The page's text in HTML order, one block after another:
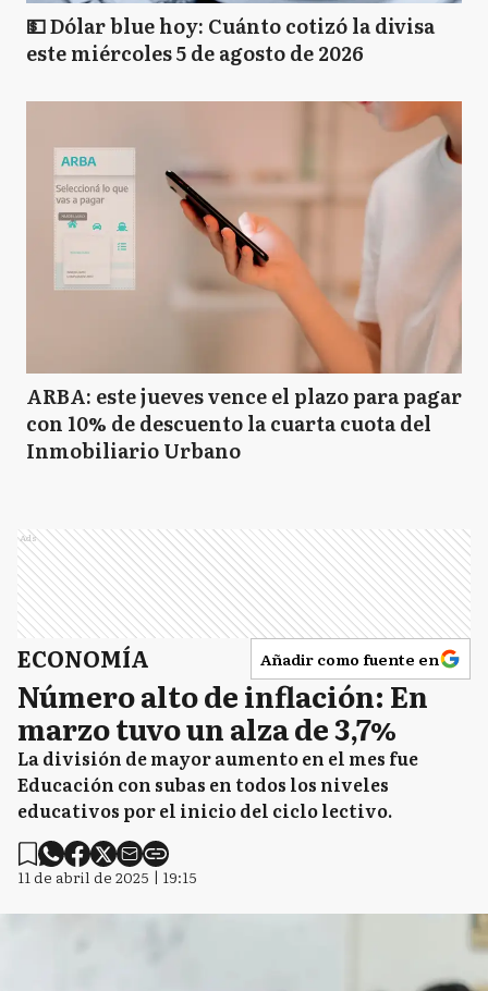
💵 Dólar blue hoy: Cuánto cotizó la divisa
este miércoles 5 de agosto de 2026
ARBA: este jueves vence el plazo para pagar
con 10% de descuento la cuarta cuota del
Inmobiliario Urbano
Ads
ECONOMÍA Añadir como fuente en
Número alto de inflación: En
marzo tuvo un alza de 3,7%
La división de mayor aumento en el mes fue
Educación con subas en todos los niveles
educativos por el inicio del ciclo lectivo.
11 de abril de 2025 | 19:15